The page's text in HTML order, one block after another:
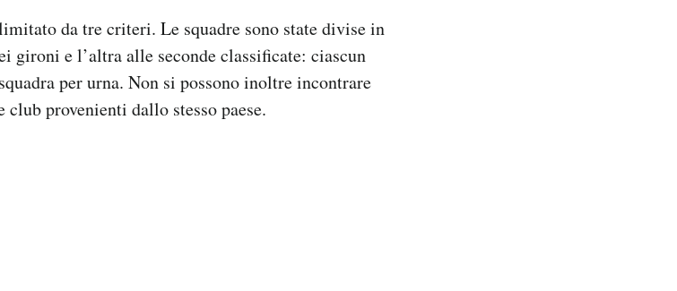
da tre criteri. Le squadre sono state divise in
gironi e l’altra alle seconde classificate: ciascun
per urna. Non si possono inoltre incontrare
provenienti dallo stesso paese.